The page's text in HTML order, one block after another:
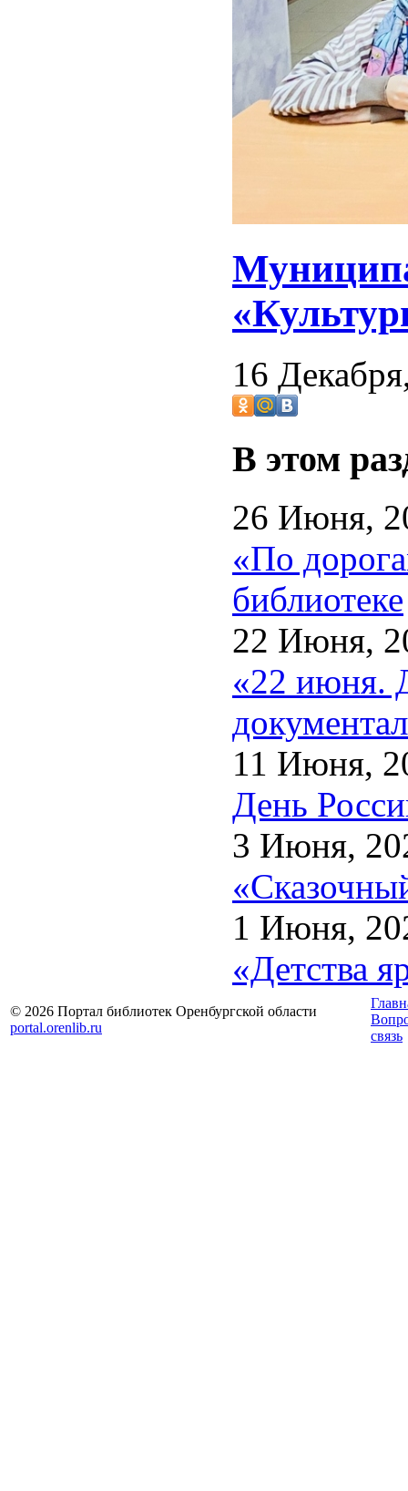
16
В этом
26 Июня,
«По
библиотеке
22 Июня,
«22 июня.
11 Июня,
День
3 Июня,
1 Июня,
«Детства
© 2026 Портал библиотек Оренбургской области
portal.orenlib.ru
связь